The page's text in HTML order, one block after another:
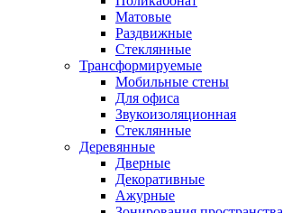
Матовые
Раздвижные
Стеклянные
Трансформируемые
Мобильные стены
Для офиса
Звукоизоляционная
Стеклянные
Деревянные
Дверные
Декоративные
Ажурные